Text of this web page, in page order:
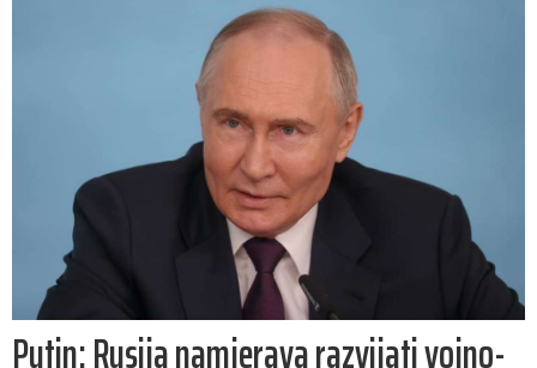
Putin: Rusija namjerava razvijati vojno-